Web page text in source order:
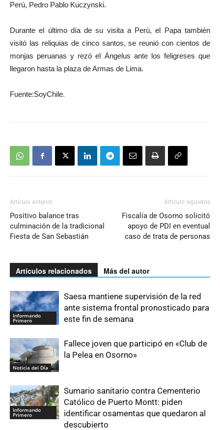
Perú, Pedro Pablo Kuczynski.
Durante el último día de su visita a Perú, el Papa también
visitó las reliquias de cinco santos, se reunió con cientos de
monjas peruanas y rezó el Ángelus ante los feligreses que
llegaron hasta la plaza de Armas de Lima.
Fuente:SoyChile.
Artículo anterior
Positivo balance tras
culminación de la tradicional
Fiesta de San Sebastián
Artículo siguiente
Fiscalía de Osorno solicitó
apoyo de PDI en eventual
caso de trata de personas
Artículos relacionados Más del autor
Informando
Primero
Saesa mantiene supervisión de la red
ante sistema frontal pronosticado para
este fin de semana
Noticia del Día
Fallece joven que participó en «Club de
la Pelea en Osorno»
Informando
Primero
Sumario sanitario contra Cementerio
Católico de Puerto Montt: piden
identificar osamentas que quedaron al
descubierto